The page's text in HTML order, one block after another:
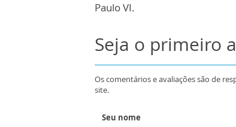
Paulo VI.
Seja o primeiro
Os comentários e avaliações são de
site.
Seu nome